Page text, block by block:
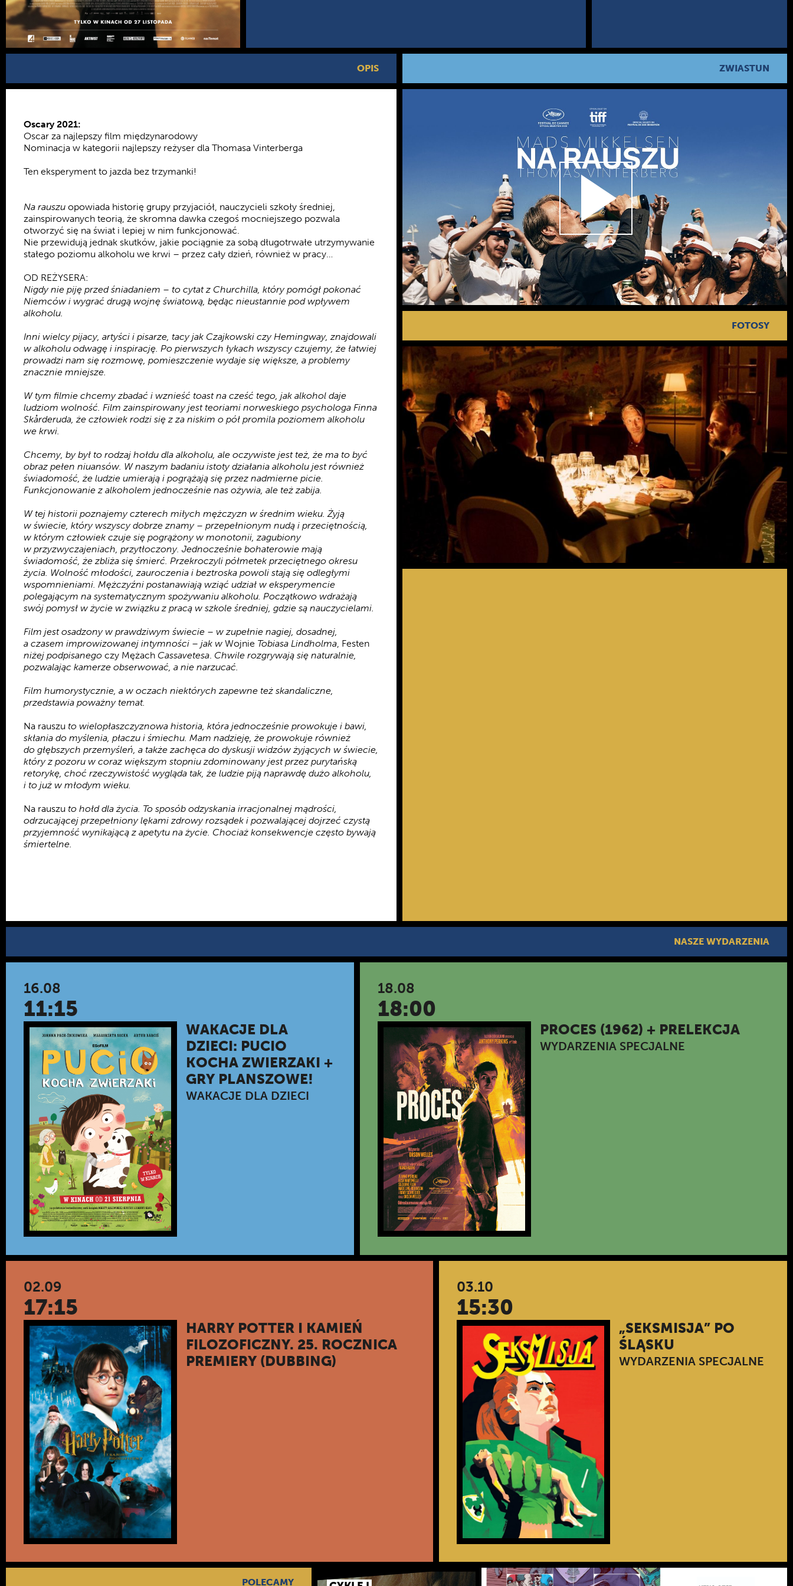
OPIS
Oscary 2021:
Oscar za najlepszy film międzynarodowy
Nominacja w kategorii najlepszy reżyser dla Thomasa Vinterberga
Ten eksperyment to jazda bez trzymanki!
Na rauszu opowiada historię grupy przyjaciół, nauczycieli szkoły średniej,
zainspirowanych teorią, że skromna dawka czegoś mocniejszego pozwala
otworzyć się na świat i lepiej w nim funkcjonować.
Nie przewidują jednak skutków, jakie pociągnie za sobą długotrwałe utrzymywanie
stałego poziomu alkoholu we krwi – przez cały dzień, również w pracy…
OD REŻYSERA:
Nigdy nie piję przed śniadaniem – to cytat z Churchilla, który pomógł pokonać
Niemców i wygrać drugą wojnę światową, będąc nieustannie pod wpływem
alkoholu.
Inni wielcy pijacy, artyści i pisarze, tacy jak Czajkowski czy Hemingway, znajdowali
w alkoholu odwagę i inspirację. Po pierwszych łykach wszyscy czujemy, że łatwiej
prowadzi nam się rozmowę, pomieszczenie wydaje się większe, a problemy
znacznie mniejsze.
W tym filmie chcemy zbadać i wznieść toast na cześć tego, jak alkohol daje
ludziom wolność. Film zainspirowany jest teoriami norweskiego psychologa Finna
Skårderuda, że człowiek rodzi się z za niskim o pół promila poziomem alkoholu
we krwi.
Chcemy, by był to rodzaj hołdu dla alkoholu, ale oczywiste jest też, że ma to być
obraz pełen niuansów. W naszym badaniu istoty działania alkoholu jest również
świadomość, że ludzie umierają i pogrążają się przez nadmierne picie.
Funkcjonowanie z alkoholem jednocześnie nas ożywia, ale też zabija.
W tej historii poznajemy czterech miłych mężczyzn w średnim wieku. Żyją
w świecie, który wszyscy dobrze znamy – przepełnionym nudą i przeciętnością,
w którym człowiek czuje się pogrążony w monotonii, zagubiony
w przyzwyczajeniach, przytłoczony. Jednocześnie bohaterowie mają
świadomość, że zbliża się śmierć. Przekroczyli półmetek przeciętnego okresu
życia. Wolność młodości, zauroczenia i beztroska powoli stają się odległymi
wspomnieniami. Mężczyźni postanawiają wziąć udział w eksperymencie
polegającym na systematycznym spożywaniu alkoholu. Początkowo wdrażają
swój pomysł w życie w związku z pracą w szkole średniej, gdzie są nauczycielami.
Film jest osadzony w prawdziwym świecie – w zupełnie nagiej, dosadnej,
a czasem improwizowanej intymności – jak w Wojnie Tobiasa Lindholma , Festen
niżej podpisanego czy Mężach Cassavetesa Chwile rozgrywają się naturalnie,
pozwalając kamerze obserwować, a nie narzucać.
Film humorystycznie, a w oczach niektórych zapewne też skandaliczne,
przedstawia poważny temat.
Na rauszu to wielopłaszczyznowa historia, która jednocześnie prowokuje i bawi,
skłania do myślenia, płaczu i śmiechu. Mam nadzieję, że prowokuje również
do głębszych przemyśleń, a także zachęca do dyskusji widzów żyjących w świecie,
który z pozoru w coraz większym stopniu zdominowany jest przez purytańską
retorykę, choć rzeczywistość wygląda tak, że ludzie piją naprawdę dużo alkoholu,
i to już w młodym wieku.
Na rauszu to hołd dla życia. To sposób odzyskania irracjonalnej mądrości,
odrzucającej przepełniony lękami zdrowy rozsądek i pozwalającej dojrzeć czystą
przyjemność wynikającą z apetytu na życie. Chociaż konsekwencje często bywają
śmiertelne.
ZWIASTUN
FOTOSY
NASZE WYDARZENIA
16.08
11:15
WAKACJE DLA
DZIECI: PUCIO
KOCHA ZWIERZAKI +
GRY PLANSZOWE!
WAKACJE DLA DZIECI
18.08
18:00
PROCES (1962) + PRELEKCJA
WYDARZENIA SPECJALNE
02.09
17:15
HARRY POTTER I KAMIEŃ
FILOZOFICZNY. 25. ROCZNICA
PREMIERY (DUBBING)
03.10
15:30
„SEKSMISJA” PO
ŚLĄSKU
WYDARZENIA SPECJALNE
POLECAMY